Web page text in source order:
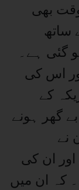
بھی
ساتھ
گئی ہے۔
اس کی
کے
گھر ہونے
نے
ان کی
کہ ان میں